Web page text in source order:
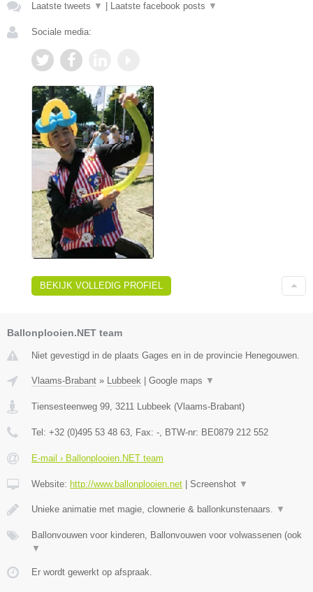
Laatste tweets ▼ Laatste facebook posts ▼
Sociale media:
BEKIJK VOLLEDIG PROFIEL
Ballonplooien.NET team
Niet gevestigd in de plaats Gages en in de provincie Henegouwen.
Vlaams-Brabant » Lubbeek Google maps ▼
Tiensesteenweg 99, 3211 Lubbeek (Vlaams-Brabant)
Tel: +32 (0)495 53 48 63, Fax: -, BTW-nr: BE0879 212 552
E-mail › Ballonplooien.NET team
Website: http://www.ballonplooien.net Screenshot ▼
Unieke animatie met magie, clownerie & ballonkunstenaars. ▼
Ballonvouwen voor kinderen, Ballonvouwen voor volwassenen (ook
▼
Er wordt gewerkt op afspraak.